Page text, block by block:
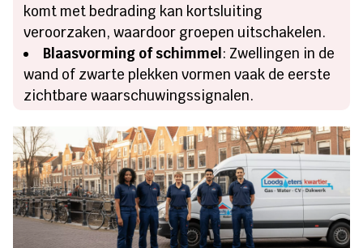
komt met bedrading kan kortsluiting
veroorzaken, waardoor groepen uitschakelen.
Blaasvorming of schimmel: Zwellingen in de
wand of zwarte plekken vormen vaak de eerste
zichtbare waarschuwingssignalen.